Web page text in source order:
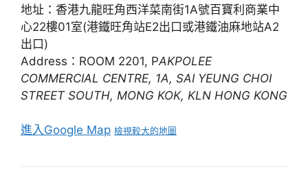
地址：香港九龍旺角西洋菜南街1A號百寶利商業中
心22樓01室(港鐵旺角站E2出口或港鐵油麻地站A2
出口)
Address：ROOM 2201, PAKPOLEE
COMMERCIAL CENTRE, 1A, SAI YEUNG CHOI
STREET SOUTH, MONG KOK, KLN HONG KONG
進入Google Map 檢視較大的地圖